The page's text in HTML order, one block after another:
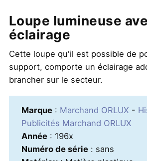
Loupe lumineuse
éclairage
Cette loupe qu'il est possible de
support, comporte un éclairage
brancher sur le secteur.
Marque: Marchand ORLUX -
Publicités Marchand ORLUX
Année: 196x
Numéro de série: sans